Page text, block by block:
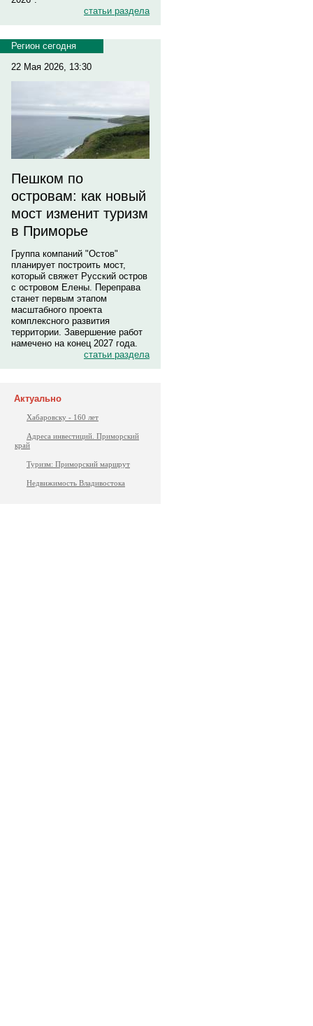
статьи раздела
Регион сегодня
22 Мая 2026, 13:30
Пешком по
островам: как новый
мост изменит туризм
в Приморье
Группа компаний "Остов"
планирует построить мост,
который свяжет Русский остров
с островом Елены. Переправа
станет первым этапом
масштабного проекта
комплексного развития
территории. Завершение работ
намечено на конец 2027 года.
статьи раздела
Актуально
Хабаровску - 160 лет
Адреса инвестиций. Приморский
край
Туризм: Приморский маршрут
Недвижимость Владивостока